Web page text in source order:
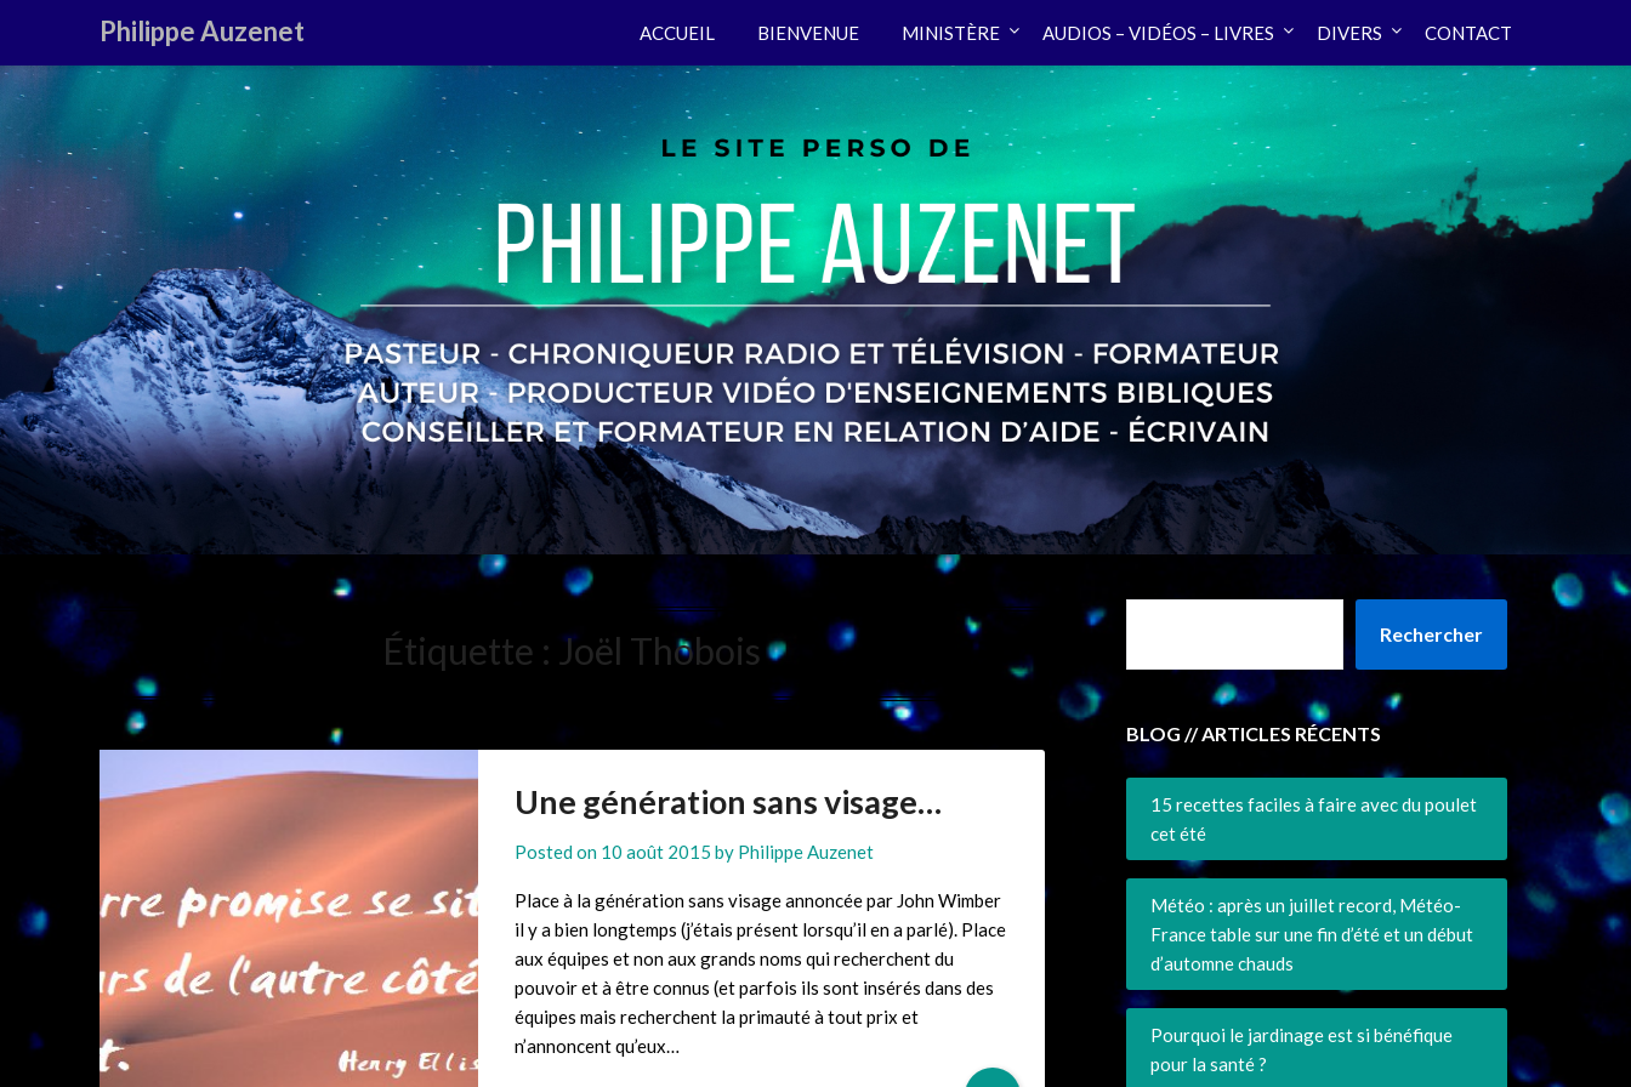
Philippe Auzenet ACCUEIL BIENVENUE MINISTÈRE AUDIOS – VIDÉOS – LIVRES DIVERS CONTACT
Étiquette : Joël Thobois
Une génération sans visage…
Posted on 10 août 2015 by Philippe Auzenet
Place à la génération sans visage annoncée par John Wimber
il y a bien longtemps (j’étais présent lorsqu’il en a parlé). Place
aux équipes et non aux grands noms qui recherchent du
pouvoir et à être connus (et parfois ils sont insérés dans des
équipes mais recherchent la primauté à tout prix et
n’annoncent qu’eux…
Rechercher
BLOG // ARTICLES RÉCENTS
15 recettes faciles à faire avec du poulet
cet été
Météo : après un juillet record, Météo-
France table sur une fin d’été et un début
d’automne chauds
Pourquoi le jardinage est si bénéfique
pour la santé ?